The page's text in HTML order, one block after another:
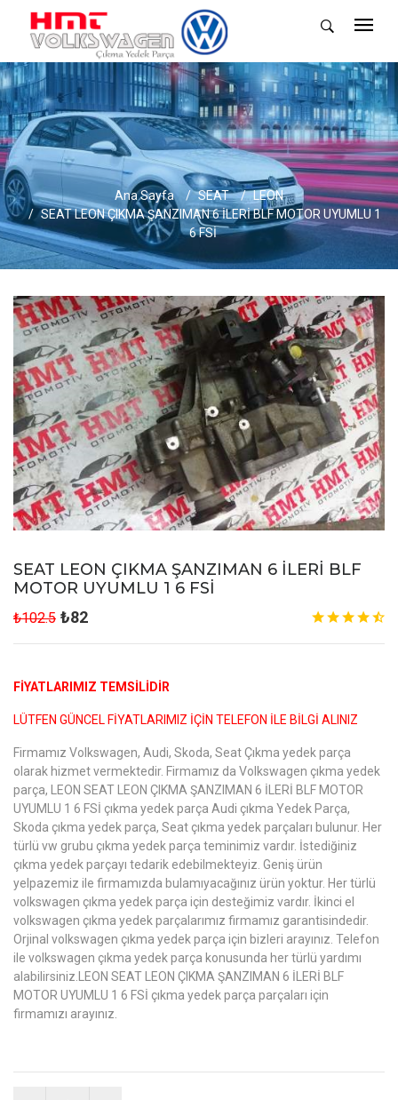
Ana Sayfa SEAT
LEON
SEAT LEON ÇIKMA ŞANZIMAN 6 İLERİ BLF MOTOR UYUMLU 1
6 FSİ
SEAT LEON ÇIKMA ŞANZIMAN 6 İLERİ BLF
MOTOR UYUMLU 1 6 FSİ
₺102.5 ₺82
FİYATLARIMIZ TEMSİLİDİR
LÜTFEN GÜNCEL FİYATLARIMIZ İÇİN TELEFON İLE BİLGİ ALINIZ
Firmamız Volkswagen, Audi, Skoda, Seat Çıkma yedek parça
olarak hizmet vermektedir. Firmamız da Volkswagen çıkma yedek
parça, LEON SEAT LEON ÇIKMA ŞANZIMAN 6 İLERİ BLF MOTOR
UYUMLU 1 6 FSİ çıkma yedek parça Audi çıkma Yedek Parça,
Skoda çıkma yedek parça, Seat çıkma yedek parçaları bulunur. Her
türlü vw grubu çıkma yedek parça teminimiz vardır. İstediğiniz
çıkma yedek parçayı tedarik edebilmekteyiz. Geniş ürün
yelpazemiz ile firmamızda bulamıyacağınız ürün yoktur. Her türlü
volkswagen çıkma yedek parça için desteğimiz vardır. İkinci el
volkswagen çıkma yedek parçalarımız firmamız garantisindedir.
Orjinal volkswagen çıkma yedek parça için bizleri arayınız. Telefon
ile volkswagen çıkma yedek parça konusunda her türlü yardımı
alabilirsiniz.LEON SEAT LEON ÇIKMA ŞANZIMAN 6 İLERİ BLF
MOTOR UYUMLU 1 6 FSİ çıkma yedek parça parçaları için
firmamızı arayınız.